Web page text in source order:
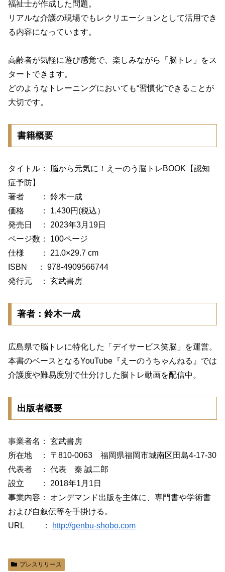
福祉士が作成した問題。
リアルな介護の現場でもレクリエーションとして活用でき
る内容になっています。
高齢者が気軽に遊び感覚で、楽しみながら「脳トレ」をス
タートできます。
どのようなトレーニングにおいても“習慣化”できることが
大切です。
書籍概要
タイトル： 脳から元気に！えーのう脳トレBOOK【認知
症予防】
著者 ： 鈴木一成
価格 ： 1,430円(税込）
発売日 ： 2023年3月19日
ページ数： 100ページ
仕様 ： 21.0×29.7 cm
ISBN ： 978-4909566744
発行元 ： 玄武書房
著者：鈴木一成
広島県で脳トレに特化した「デイサービス笑脳」を運営。
本書のベースとなるYouTube『えーのうちゃんねる』では
介護度や難易度別で仕分けした脳トレ動画を配信中。
出版者概要
事業者名： 玄武書房
所在地 ： 〒810-0063 福岡県福岡市城南区田島4-17-30
代表者 ： 代表 秦 誠二郎
設立 ： 2018年1月1日
事業内容： オンデマンド出版を主体に、専門書や学術書
および自叙伝等を手掛ける。
URL ：
http://genbu-shobo.com
プレスリリース